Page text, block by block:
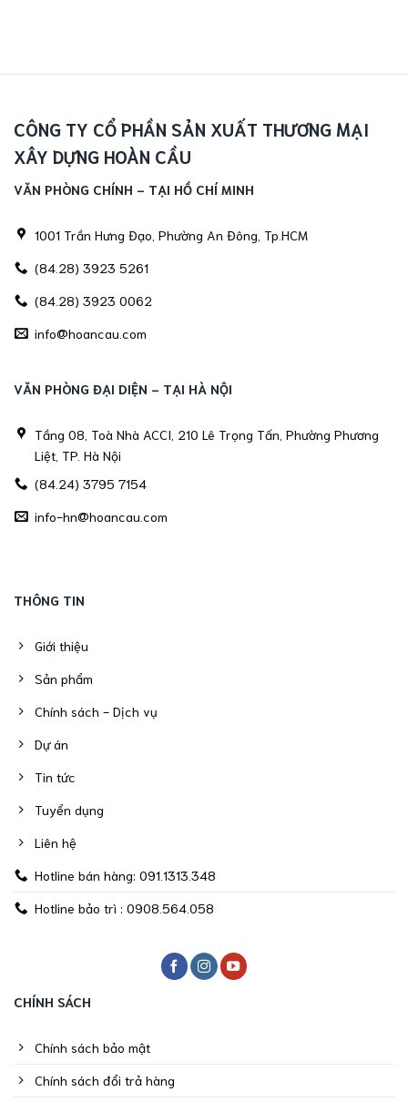
CÔNG TY CỔ PHẦN SẢN XUẤT THƯƠNG MẠI
XÂY DỰNG HOÀN CẦU
VĂN PHÒNG CHÍNH - TẠI HỒ CHÍ MINH
1001 Trần Hưng Đạo, Phường An Đông, Tp.HCM
(84.28) 3923 5261
(84.28) 3923 0062
info@hoancau.com
VĂN PHÒNG ĐẠI DIỆN - TẠI HÀ NỘI
Tầng 08, Toà Nhà ACCI, 210 Lê Trọng Tấn, Phường Phương
Liệt, TP. Hà Nội
(84.24) 3795 7154
info-hn@hoancau.com
THÔNG TIN
Giới thiệu
Sản phẩm
Chính sách - Dịch vụ
Dự án
Tin tức
Tuyển dụng
Liên hệ
Hotline bán hàng: 091.1313.348
Hotline bảo trì : 0908.564.058
CHÍNH SÁCH
Chính sách bảo mật
Chính sách đổi trả hàng